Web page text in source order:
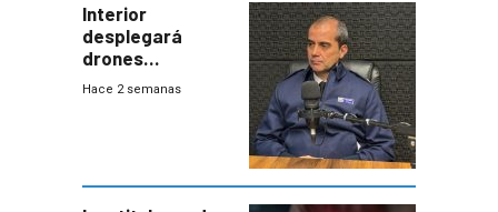
Interior
desplegará
drones
autónomos para
Hace 2 semanas